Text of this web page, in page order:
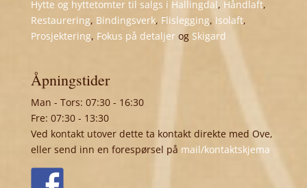
Hytte og hyttetomter til salgs i Hallingdal, Håndlaft,
Restaurering, Bindingsverk, Flislegging, Isolaft,
Prosjektering, Fokus på detaljerog Skigard
Åpningstider
Man - Tors: 07:30 - 16:30
Fre: 07:30 - 13:30
Ved kontakt utover dette ta kontakt direkte med Ove,
eller send inn en forespørsel på mail/kontaktskjema